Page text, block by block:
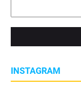
INSTAGRAM